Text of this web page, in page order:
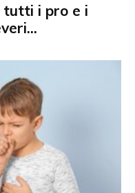
tutti i pro e i